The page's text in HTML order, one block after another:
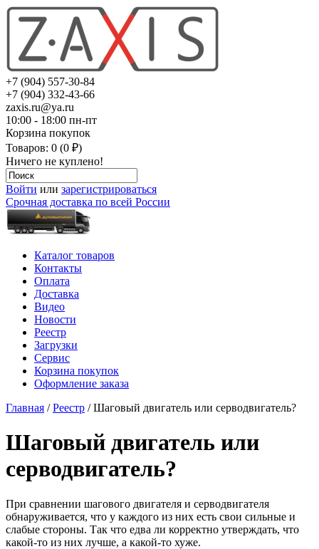
+7 (904) 557-30-84
+7 (904) 332-43-66
zaxis.ru@ya.ru
10:00 - 18:00 пн-пт
Корзина покупок
Товаров: 0 (0 ₽)
Ничего не куплено!
Войти или зарегистрироваться
Срочная доставка по всей России
Каталог товаров
Контакты
Оплата
Доставка
Видео
Новости
Реестр
Загрузки
Сервис
Корзина покупок
Оформление заказа
Главная /Реестр / Шаговый двигатель или серводвигатель?
Шаговый двигатель или
серводвигатель?
При сравнении шагового двигателя и серводвигателя
обнаруживается, что у каждого из них есть свои сильные и
слабые стороны. Так что едва ли корректно утверждать, что
какой-то из них лучше, а какой-то хуже.